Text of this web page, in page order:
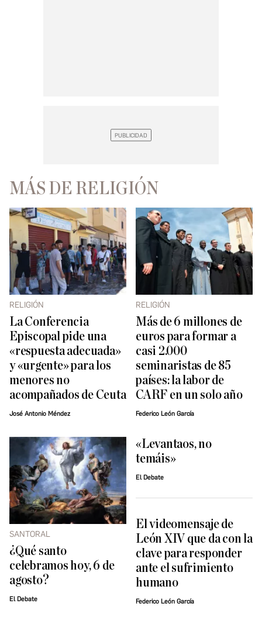
MÁS DE RELIGIÓN
RELIGIÓN
La Conferencia
Episcopal pide una
«respuesta adecuada»
y «urgente» para los
menores no
acompañados de Ceuta
José Antonio Méndez
RELIGIÓN
Más de 6 millones de
euros para formar a
casi 2.000
seminaristas de 85
países: la labor de
CARF en un solo año
Federico León García
SANTORAL
¿Qué santo
celebramos hoy, 6 de
agosto?
El Debate
«Levantaos, no
temáis»
El Debate
El videomensaje de
León XIV que da con la
clave para responder
ante el sufrimiento
humano
Federico León García